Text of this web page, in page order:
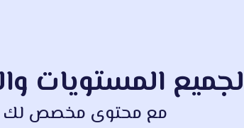
لجميع المستويات
مع محتوى مخصص لك